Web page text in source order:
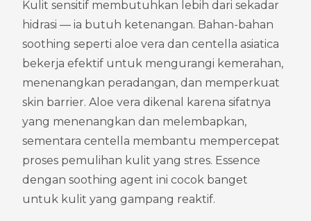
Kulit sensitif membutuhkan lebih dari sekadar
hidrasi — ia butuh ketenangan. Bahan-bahan
soothing seperti aloe vera dan centella asiatica
bekerja efektif untuk mengurangi kemerahan,
menenangkan peradangan, dan memperkuat
skin barrier. Aloe vera dikenal karena sifatnya
yang menenangkan dan melembapkan,
sementara centella membantu mempercepat
proses pemulihan kulit yang stres. Essence
dengan soothing agent ini cocok banget
untuk kulit yang gampang reaktif.